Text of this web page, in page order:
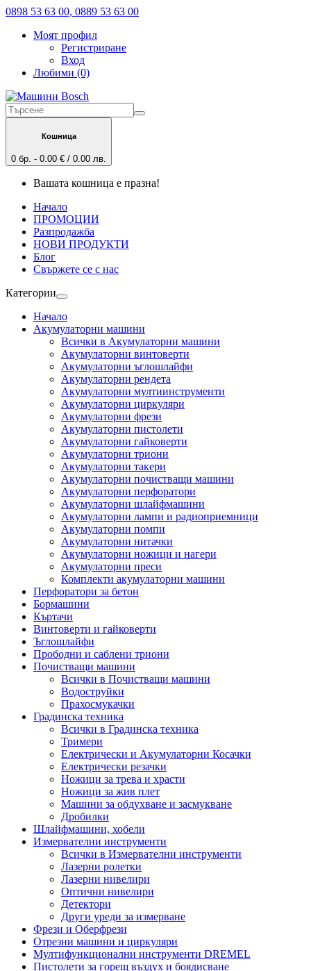
0898 53 63 00, 0889 53 63 00
Моят профил
Регистриране
Вход
Любими (0)
Кошница
0 бр. - 0.00 € / 0.00 лв.
Вашата кошница е празна!
Начало
ПРОМОЦИИ
Разпродажба
НОВИ ПРОДУКТИ
Блог
Свържете се с нас
Категории
Начало
Акумулаторни машини
Всички в Акумулаторни машини
Акумулаторни винтоверти
Акумулаторни ъглошлайфи
Акумулаторни рендета
Акумулаторни мултиинструменти
Акумулаторни циркуляри
Акумулаторни фрези
Акумулаторни пистолети
Акумулаторни гайковерти
Акумулаторни триони
Акумулаторни такери
Акумулаторни почистващи машини
Акумулаторни перфоратори
Акумулаторни шлайфмашини
Акумулаторни лампи и радиоприемници
Акумулаторни помпи
Акумулаторни нитачки
Акумулаторни ножици и нагери
Акумулаторни преси
Комплекти акумулаторни машини
Перфоратори за бетон
Бормашини
Къртачи
Винтоверти и гайковерти
Ъглошлайфи
Прободни и саблени триони
Почистващи машини
Всички в Почистващи машини
Водоструйки
Прахосмукачки
Градинска техника
Всички в Градинска техника
Тримери
Електрически и Акумулаторни Косачки
Електрически резачки
Ножици за трева и храсти
Ножици за жив плет
Машини за обдухване и засмукване
Дробилки
Шлайфмашини, хобели
Измервателни инструменти
Всички в Измервателни инструменти
Лазерни ролетки
Лазерни нивелири
Оптични нивелири
Детектори
Други уреди за измерване
Фрези и Оберфрези
Отрезни машини и циркуляри
Мултифункционални инструменти DREMEL
Пистолети за горещ въздух и боядисване